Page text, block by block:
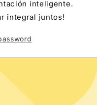
inteligente.
integral juntos!